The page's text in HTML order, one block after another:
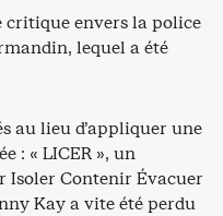
critique envers la police
lequel a été
au lieu d’appliquer une
: « LICER », un
Isoler Contenir Évacuer
Kay a vite été perdu